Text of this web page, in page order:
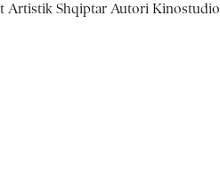
Artistik Shqiptar Autori Kinostudio